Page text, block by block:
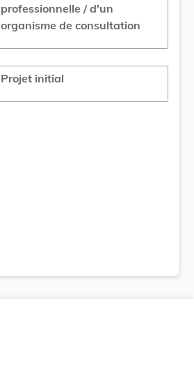
professionnelle / d'un
organisme de consultation
Projet initial